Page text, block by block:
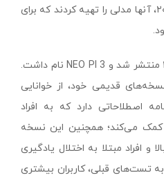
اعمال کردند. در اواسط دهه ۲۰۰۰، آنها مدلی را تهیه کردند که برای
جدیدترین نسخه در سال ۲۰۰۵ منتشر شد و NEO PI 3 نام داشت.
قدیمی خود، از خوانایی
اصطلاحاتی دارد که به افراد
می‌کند؛ همچنین این نسخه
۱۰ سال به بالا و افراد مبتلا به اختلال یادگیری
تست‌های قبلی، کاربران بیشتری